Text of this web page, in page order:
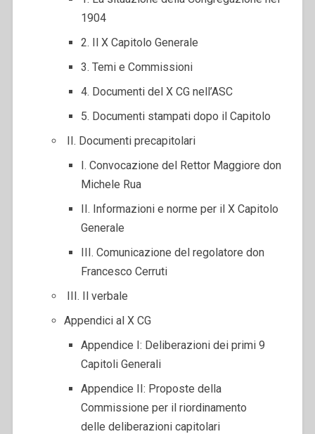
1904
2. Il X Capitolo Generale
3. Temi e Commissioni
4. Documenti del X CG nell’ASC
5. Documenti stampati dopo il Capitolo
II. Documenti precapitolari
I. Convocazione del Rettor Maggiore don
Michele Rua
II. Informazioni e norme per il X Capitolo
Generale
III. Comunicazione del regolatore don
Francesco Cerruti
III. Il verbale
Appendici al X CG
Appendice I: Deliberazioni dei primi 9
Capitoli Generali
Appendice II: Proposte della
Commissione per il riordinamento
delle deliberazioni capitolari